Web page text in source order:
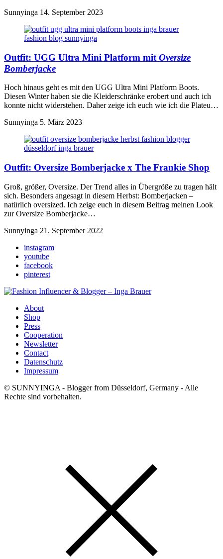
Sunnyinga 14. September 2023
Outfit: UGG Ultra Mini Platform mit Oversize
Bomberjacke
Hoch hinaus geht es mit den UGG Ultra Mini Platform Boots.
Diesen Winter haben sie die Kleiderschränke erobert und auch ich
konnte nicht widerstehen. Daher zeige ich euch wie ich die Plateu…
Sunnyinga 5. März 2023
Outfit: Oversize Bomberjacke x The Frankie Shop
Groß, größer, Oversize. Der Trend alles in Übergröße zu tragen hält
sich. Besonders angesagt in diesem Herbst: Bomberjacken –
natürlich oversized. Ich zeige euch in diesem Beitrag meinen Look
zur Oversize Bomberjacke…
Sunnyinga 21. September 2022
instagram
youtube
facebook
pinterest
About
Shop
Press
Cooperation
Newsletter
Contact
Datenschutz
Impressum
© SUNNYINGA - Blogger from Düsseldorf, Germany - Alle
Rechte sind vorbehalten.